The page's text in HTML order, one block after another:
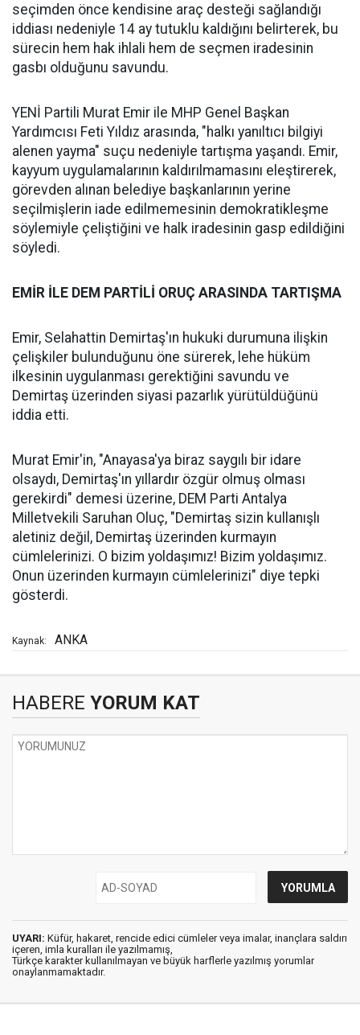
seçimden önce kendisine araç desteği sağlandığı
iddiası nedeniyle 14 ay tutuklu kaldığını belirterek, bu
sürecin hem hak ihlali hem de seçmen iradesinin
gasbı olduğunu savundu.
YENİ Partili Murat Emir ile MHP Genel Başkan
Yardımcısı Feti Yıldız arasında, "halkı yanıltıcı bilgiyi
alenen yayma" suçu nedeniyle tartışma yaşandı. Emir,
kayyum uygulamalarının kaldırılmamasını eleştirerek,
görevden alınan belediye başkanlarının yerine
seçilmişlerin iade edilmemesinin demokratikleşme
söylemiyle çeliştiğini ve halk iradesinin gasp edildiğini
söyledi.
EMİR İLE DEM PARTİLİ ORUÇ ARASINDA TARTIŞMA
Emir, Selahattin Demirtaş'ın hukuki durumuna ilişkin
çelişkiler bulunduğunu öne sürerek, lehe hüküm
ilkesinin uygulanması gerektiğini savundu ve
Demirtaş üzerinden siyasi pazarlık yürütüldüğünü
iddia etti.
Murat Emir'in, "Anayasa'ya biraz saygılı bir idare
olsaydı, Demirtaş'ın yıllardır özgür olmuş olması
gerekirdi" demesi üzerine, DEM Parti Antalya
Milletvekili Saruhan Oluç, "Demirtaş sizin kullanışlı
aletiniz değil, Demirtaş üzerinden kurmayın
cümlelerinizi. O bizim yoldaşımız! Bizim yoldaşımız.
Onun üzerinden kurmayın cümlelerinizi" diye tepki
gösterdi.
Kaynak: ANKA
HABERE YORUM KAT
UYARI: Küfür, hakaret, rencide edici cümleler veya imalar, inançlara saldırı
içeren, imla kuralları ile yazılmamış,
Türkçe karakter kullanılmayan ve büyük harflerle yazılmış yorumlar
onaylanmamaktadır.